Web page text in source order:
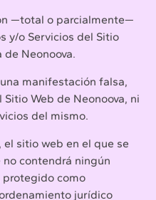
—total o parcialmente—
y/o Servicios del Sitio
de Neonoova.
manifestación falsa,
Web de Neonoova, ni
del mismo.
sitio web en el que se
contendrá ningún
protegido como
jurídico